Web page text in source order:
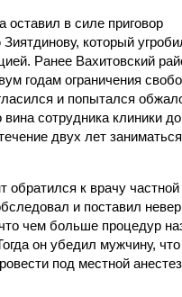
оставил в силе приговор
который
Ранее Вахитовский
годам ограничения
и попытался
сотрудника клиники
двух лет заниматься
обратился к врачу частной
и поставил
чем больше процедур
он убедил мужчину,
под местной